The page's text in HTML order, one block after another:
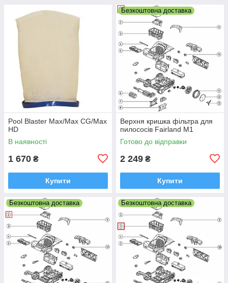
Pool Blaster Max/Max CG/Max
HD
В наявності
1 670 ₴
Купити
Безкоштовна доставка
Верхня кришка фільтра для
пилососів Fairland M1
Готово до відправки
2 249 ₴
Купити
Безкоштовна доставка Безкоштовна доставка